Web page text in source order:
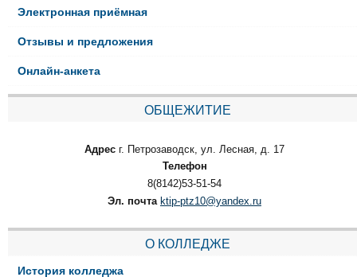
Электронная приёмная
Отзывы и предложения
Онлайн-анкета
ОБЩЕЖИТИЕ
Адрес г. Петрозаводск, ул. Лесная, д. 17
Телефон
8(8142)53-51-54
Эл. почта ktip-ptz10@yandex.ru
О КОЛЛЕДЖЕ
История колледжа